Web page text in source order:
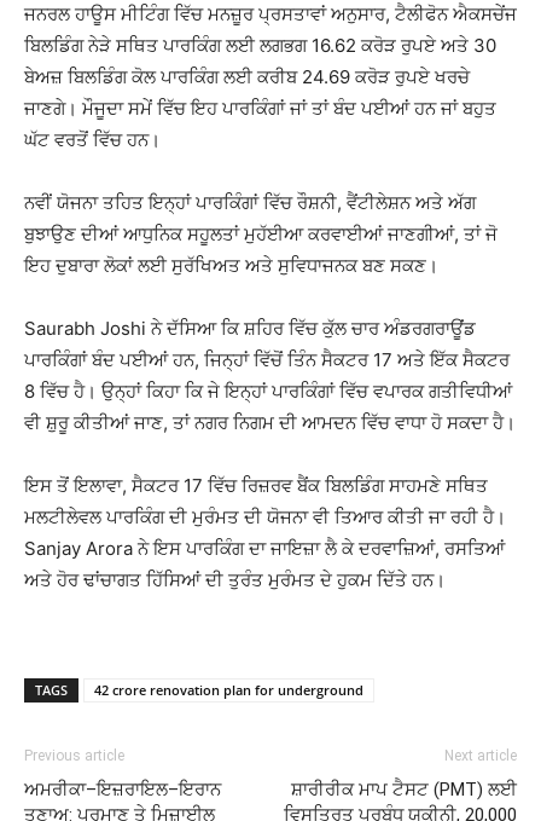
ਜਨਰਲ ਹਾਊਸ ਮੀਟਿੰਗ ਵਿੱਚ ਮਨਜ਼ੂਰ ਪ੍ਰਸਤਾਵਾਂ ਅਨੁਸਾਰ, ਟੈਲੀਫੋਨ ਐਕਸਚੇਂਜ
ਬਿਲਡਿੰਗ ਨੇੜੇ ਸਥਿਤ ਪਾਰਕਿੰਗ ਲਈ ਲਗਭਗ 16.62 ਕਰੋੜ ਰੁਪਏ ਅਤੇ 30
ਬੇਅਜ਼ ਬਿਲਡਿੰਗ ਕੋਲ ਪਾਰਕਿੰਗ ਲਈ ਕਰੀਬ 24.69 ਕਰੋੜ ਰੁਪਏ ਖਰਚੇ
ਜਾਣਗੇ। ਮੌਜੂਦਾ ਸਮੇਂ ਵਿੱਚ ਇਹ ਪਾਰਕਿੰਗਾਂ ਜਾਂ ਤਾਂ ਬੰਦ ਪਈਆਂ ਹਨ ਜਾਂ ਬਹੁਤ
ਘੱਟ ਵਰਤੋਂ ਵਿੱਚ ਹਨ।
ਨਵੀਂ ਯੋਜਨਾ ਤਹਿਤ ਇਨ੍ਹਾਂ ਪਾਰਕਿੰਗਾਂ ਵਿੱਚ ਰੌਸ਼ਨੀ, ਵੈਂਟੀਲੇਸ਼ਨ ਅਤੇ ਅੱਗ
ਬੁਝਾਉਣ ਦੀਆਂ ਆਧੁਨਿਕ ਸਹੂਲਤਾਂ ਮੁਹੱਈਆ ਕਰਵਾਈਆਂ ਜਾਣਗੀਆਂ, ਤਾਂ ਜੋ
ਇਹ ਦੁਬਾਰਾ ਲੋਕਾਂ ਲਈ ਸੁਰੱਖਿਅਤ ਅਤੇ ਸੁਵਿਧਾਜਨਕ ਬਣ ਸਕਣ।
Saurabh Joshi ਨੇ ਦੱਸਿਆ ਕਿ ਸ਼ਹਿਰ ਵਿੱਚ ਕੁੱਲ ਚਾਰ ਅੰਡਰਗਰਾਊਂਡ
ਪਾਰਕਿੰਗਾਂ ਬੰਦ ਪਈਆਂ ਹਨ, ਜਿਨ੍ਹਾਂ ਵਿੱਚੋਂ ਤਿੰਨ ਸੈਕਟਰ 17 ਅਤੇ ਇੱਕ ਸੈਕਟਰ
8 ਵਿੱਚ ਹੈ। ਉਨ੍ਹਾਂ ਕਿਹਾ ਕਿ ਜੇ ਇਨ੍ਹਾਂ ਪਾਰਕਿੰਗਾਂ ਵਿੱਚ ਵਪਾਰਕ ਗਤੀਵਿਧੀਆਂ
ਵੀ ਸ਼ੁਰੂ ਕੀਤੀਆਂ ਜਾਣ, ਤਾਂ ਨਗਰ ਨਿਗਮ ਦੀ ਆਮਦਨ ਵਿੱਚ ਵਾਧਾ ਹੋ ਸਕਦਾ ਹੈ।
ਇਸ ਤੋਂ ਇਲਾਵਾ, ਸੈਕਟਰ 17 ਵਿੱਚ ਰਿਜ਼ਰਵ ਬੈਂਕ ਬਿਲਡਿੰਗ ਸਾਹਮਣੇ ਸਥਿਤ
ਮਲਟੀਲੇਵਲ ਪਾਰਕਿੰਗ ਦੀ ਮੁਰੰਮਤ ਦੀ ਯੋਜਨਾ ਵੀ ਤਿਆਰ ਕੀਤੀ ਜਾ ਰਹੀ ਹੈ।
Sanjay Aroraਨੇ ਇਸ ਪਾਰਕਿੰਗ ਦਾ ਜਾਇਜ਼ਾ ਲੈ ਕੇ ਦਰਵਾਜ਼ਿਆਂ, ਰਸਤਿਆਂ
ਅਤੇ ਹੋਰ ਢਾਂਚਾਗਤ ਹਿੱਸਿਆਂ ਦੀ ਤੁਰੰਤ ਮੁਰੰਮਤ ਦੇ ਹੁਕਮ ਦਿੱਤੇ ਹਨ।
TAGS 42 crore renovation plan for underground
Previous article
ਅਮਰੀਕਾ–ਇਜ਼ਰਾਇਲ–ਇਰਾਨ
ਤਣਾਅ: ਪਰਮਾਣੂ ਤੇ ਮਿਜ਼ਾਈਲ
Next article
ਸ਼ਾਰੀਰੀਕ ਮਾਪ ਟੈਸਟ (PMT) ਲਈ
ਵਿਸਤ੍ਰਿਤ ਪ੍ਰਬੰਧ ਯਕੀਨੀ, 20,000